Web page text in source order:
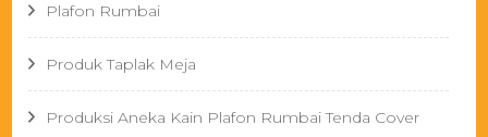
Plafon Rumbai
Produk Taplak Meja
Produksi Aneka Kain Plafon Rumbai Tenda Cover